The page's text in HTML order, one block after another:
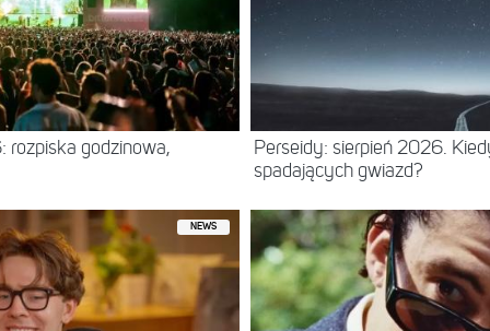
rozpiska godzinowa,
Perseidy: sierpień 2026.
spadających gwiazd?
NEWS